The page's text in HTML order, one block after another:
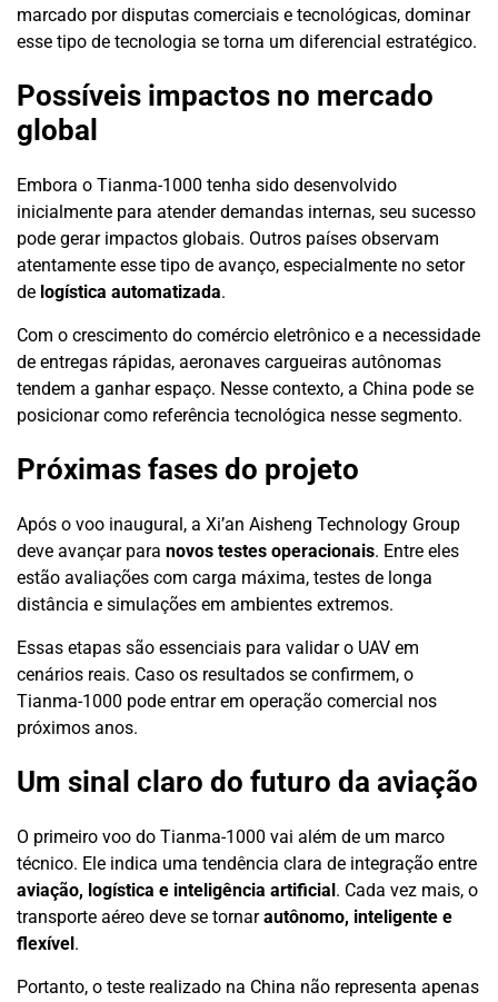
marcado por disputas comerciais e tecnológicas, dominar
esse tipo de tecnologia se torna um diferencial estratégico.
Possíveis impactos no mercado
global
Embora o Tianma-1000 tenha sido desenvolvido
inicialmente para atender demandas internas, seu sucesso
pode gerar impactos globais. Outros países observam
atentamente esse tipo de avanço, especialmente no setor
de logística automatizada.
Com o crescimento do comércio eletrônico e a necessidade
de entregas rápidas, aeronaves cargueiras autônomas
tendem a ganhar espaço. Nesse contexto, a China pode se
posicionar como referência tecnológica nesse segmento.
Próximas fases do projeto
Após o voo inaugural, a Xi’an Aisheng Technology Group
deve avançar para novos testes operacionais. Entre eles
estão avaliações com carga máxima, testes de longa
distância e simulações em ambientes extremos.
Essas etapas são essenciais para validar o UAV em
cenários reais. Caso os resultados se confirmem, o
Tianma-1000 pode entrar em operação comercial nos
próximos anos.
Um sinal claro do futuro da aviação
O primeiro voo do Tianma-1000 vai além de um marco
técnico. Ele indica uma tendência clara de integração entre
aviação, logística e inteligência artificial. Cada vez mais, o
transporte aéreo deve se tornarautônomo, inteligente e
flexível.
Portanto, o teste realizado na China não representa apenas